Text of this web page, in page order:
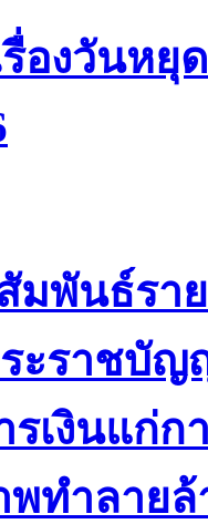
องวันหยุ
มพันธ์ร
ะราชบั
เงินแก่ก
ทำลายล้